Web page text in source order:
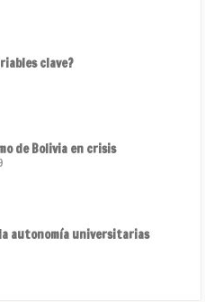
clave?
de Bolivia en crisis
autonomía universitarias